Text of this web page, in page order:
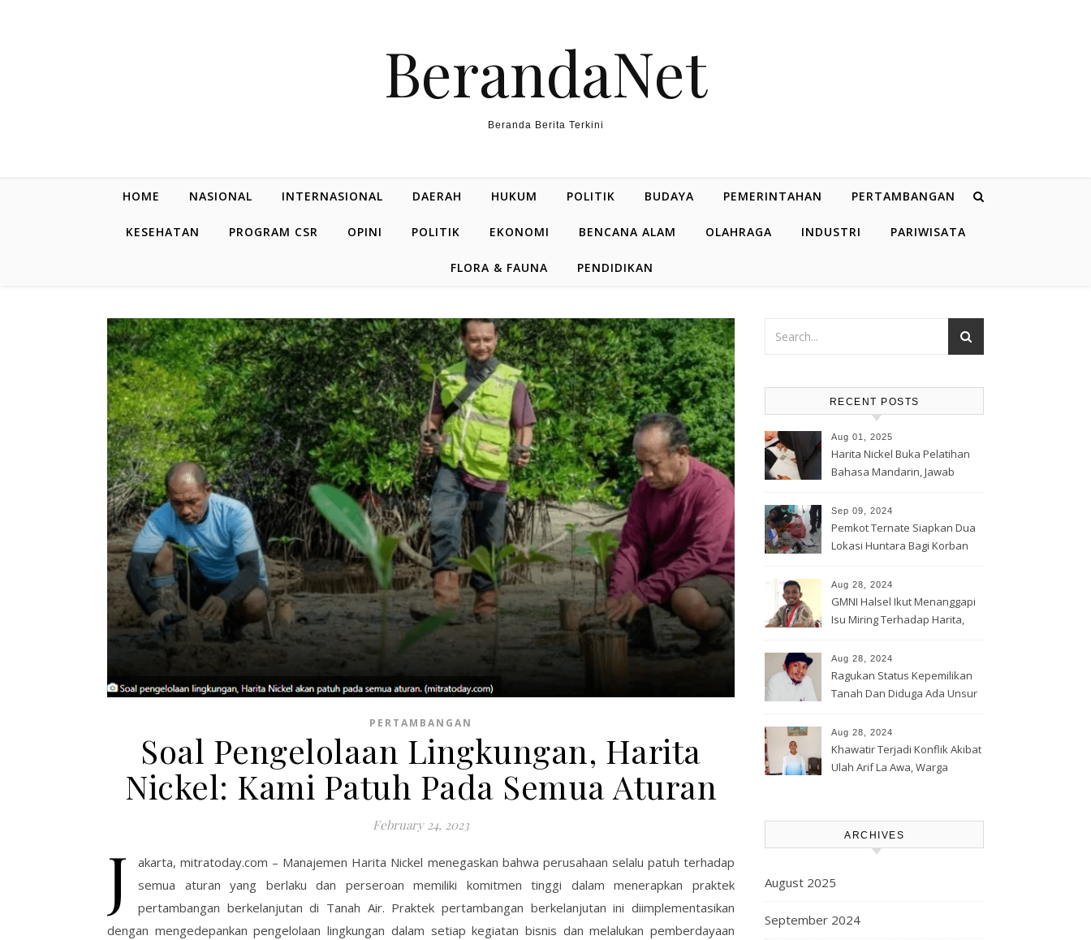
BerandaNet
Beranda Berita Terkini
HOME NASIONAL INTERNASIONAL DAERAH HUKUM POLITIK BUDAYA PEMERINTAHAN PERTAMBANGAN
KESEHATAN PROGRAM CSR OPINI POLITIK EKONOMI BENCANA ALAM OLAHRAGA INDUSTRI PARIWISATA
FLORA & FAUNA PENDIDIKAN
PERTAMBANGAN
Soal Pengelolaan Lingkungan, Harita
Nickel: Kami Patuh Pada Semua Aturan
February 24, 2023
J
akarta, mitratoday.com – Manajemen Harita Nickel menegaskan bahwa perusahaan selalu patuh terhadap
semua aturan yang berlaku dan perseroan memiliki komitmen tinggi dalam menerapkan praktek
pertambangan berkelanjutan di Tanah Air. Praktek pertambangan berkelanjutan ini diimplementasikan
dengan mengedepankan pengelolaan lingkungan dalam setiap kegiatan bisnis dan melalukan pemberdayaan
RECENT POSTS
Aug 01, 2025
Harita Nickel Buka Pelatihan
Bahasa Mandarin, Jawab
Sep 09, 2024
Pemkot Ternate Siapkan Dua
Lokasi Huntara Bagi Korban
Aug 28, 2024
GMNI Halsel Ikut Menanggapi
Isu Miring Terhadap Harita,
Lahan Warga
Aug 28, 2024
Ragukan Status Kepemilikan
Tanah Dan Diduga Ada Unsur
Korporasi Harita, GPM Halsel
Minta Polres Panggil Dan
Tetapkan Bapak Arif La Awa
Aug 28, 2024
Khawatir Terjadi Konflik Akibat
Ulah Arif La Awa, Warga
ARCHIVES
August 2025
September 2024